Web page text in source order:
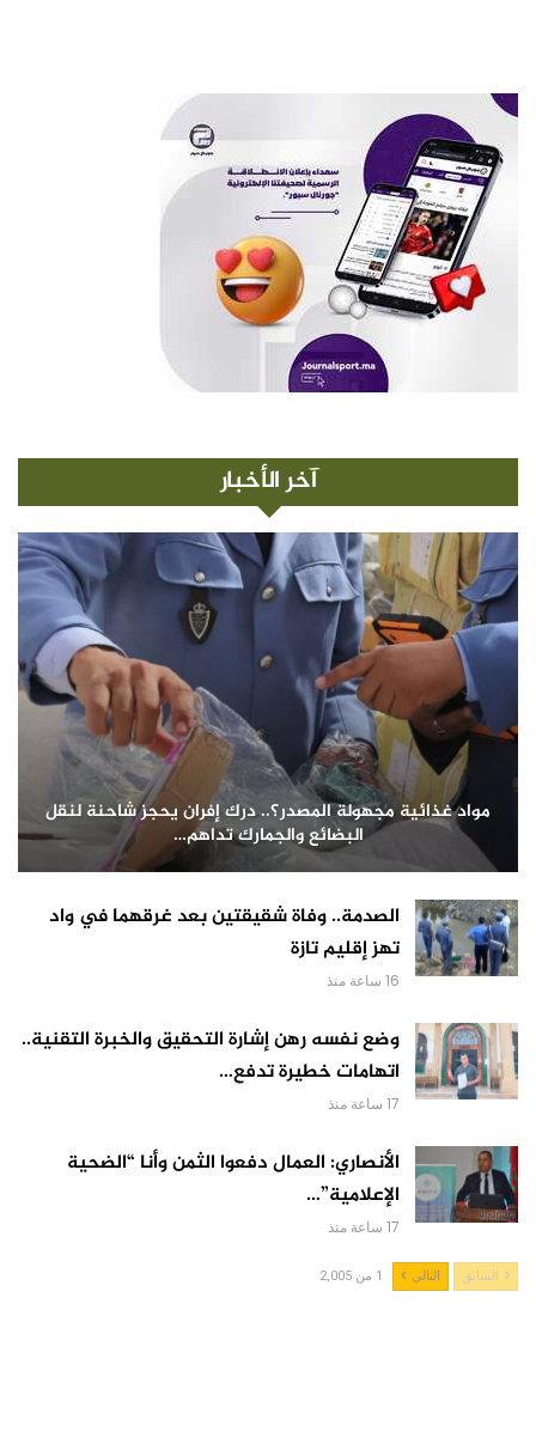
آخر الأخبار
مواد غذائية مجهولة المصدر؟.. درك إفران يحجز شاحنة لنقل
البضائع والجمارك تداهم…
الصدمة.. وفاة شقيقتين بعد غرقهما في واد
تهز إقليم تازة
16 ساعة منذ
وضع نفسه رهن إشارة التحقيق والخبرة التقنية..
اتهامات خطيرة تدفع…
17 ساعة منذ
الأنصاري: العمال دفعوا الثمن وأنا “الضحية
الإعلامية”…
17 ساعة منذ
السابق التالي 1 من 2,005